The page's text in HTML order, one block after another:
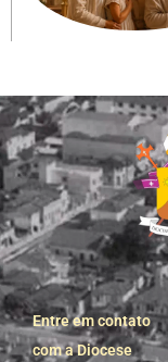
Entre em contato
com a Diocese